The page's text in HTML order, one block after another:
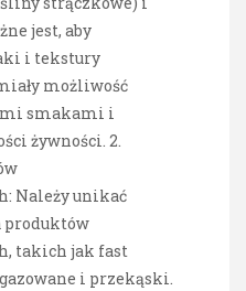
jest, aby
i tekstury
możliwość
smakami i
żywności. 2.
Należy unikać
produktów
takich jak fast
gazowane i przekąski.